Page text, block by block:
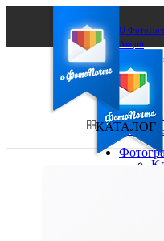
О
Акции
Сделаем за
Бизнесу
FAQ
Франшиза
Поддержка
Оплата и
КАТАЛОГ